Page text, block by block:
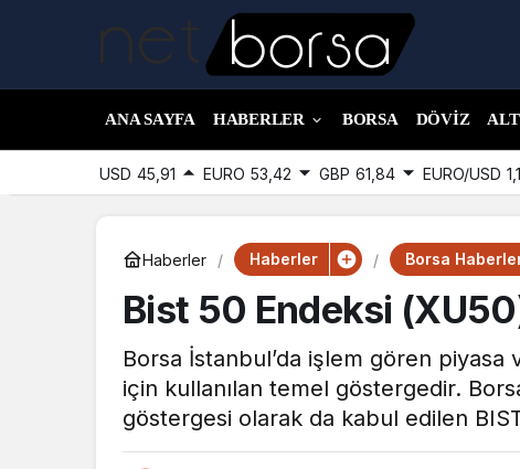
ANA SAYFA HABERLER BORSA DÖVIZ
USD 45,91 EURO 53,42 GBP 61,84 EURO/USD
Haberler Haberler Borsa
Bist 50 Endeksi
Borsa İstanbul’da işlem gören piyasa
için kullanılan temel göstergedir.
göstergesi olarak da kabul edilen